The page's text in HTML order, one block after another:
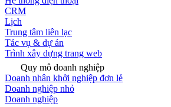
CRM
Lịch
Trung tâm liên lạc
Tác vụ & dự án
Trình xây dựng trang web
Quy mô doanh nghiệp
Doanh nhân khởi nghiệp đơn lẻ
Doanh nghiệp nhỏ
Doanh nghiệp